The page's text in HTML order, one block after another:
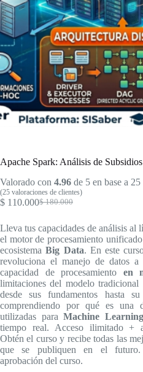
Apache Spark: Análisis de
Valorado con 4.96 de 5 en base a 25
(25 valoraciones de clientes)
$180.000
El
original
era:
$ 180.000.
$ 110.000El
actual
es:
$ 110.000.
Lleva tus capacidades de análisis al
el motor de procesamiento
ecosistemaBig Data. En este
revoluciona el manejo de datos a
capacidad de procesamiento en
limitaciones del modelo tradicional
desde sus fundamentos hasta
comprendiendo por qué es una
utilizadas paraMachine Learning
tiempo real. Acceso ilimitado +
Obtén el curso y recibe todas las
que se publiquen en el
aprobación del curso.